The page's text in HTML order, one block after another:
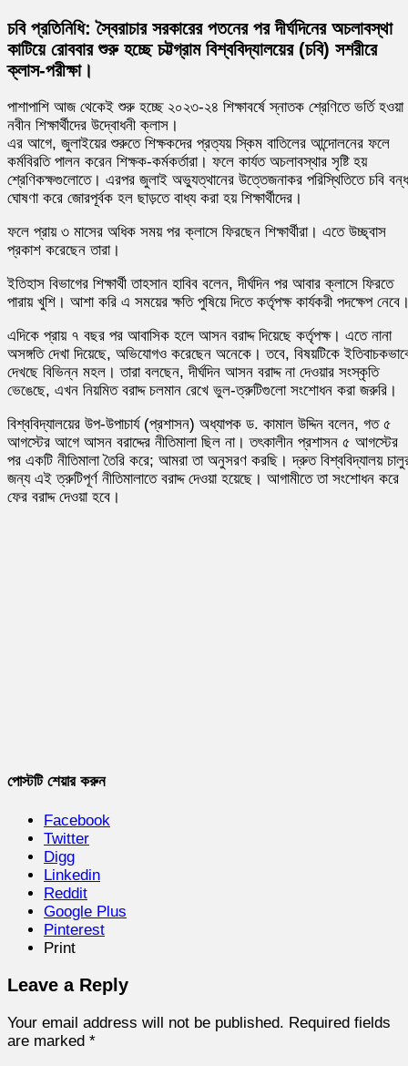
চবি প্রতিনিধি: স্বৈরাচার সরকারের পতনের পর দীর্ঘদিনের অচলাবস্থা
কাটিয়ে রোববার শুরু হচ্ছে চট্টগ্রাম বিশ্ববিদ্যালয়ের (চবি) সশরীরে
ক্লাস-পরীক্ষা।
পাশাপাশি আজ থেকেই শুরু হচ্ছে ২০২৩-২৪ শিক্ষাবর্ষে স্নাতক শ্রেণিতে ভর্তি হওয়া
নবীন শিক্ষার্থীদের উদ্বোধনী ক্লাস।
এর আগে, জুলাইয়ের শুরুতে শিক্ষকদের প্রত্যয় স্কিম বাতিলের আন্দোলনের ফলে
কর্মবিরতি পালন করেন শিক্ষক-কর্মকর্তারা। ফলে কার্যত অচলাবস্থার সৃষ্টি হয়
শ্রেণিকক্ষগুলোতে। এরপর জুলাই অভ্যুত্থানের উত্তেজনাকর পরিস্থিতিতে চবি বন্ধ
ঘোষণা করে জোরপূর্বক হল ছাড়তে বাধ্য করা হয় শিক্ষার্থীদের।
ফলে প্রায় ৩ মাসের অধিক সময় পর ক্লাসে ফিরছেন শিক্ষার্থীরা। এতে উচ্ছ্বাস
প্রকাশ করেছেন তারা।
ইতিহাস বিভাগের শিক্ষার্থী তাহসান হাবিব বলেন, দীর্ঘদিন পর আবার ক্লাসে ফিরতে
পারায় খুশি। আশা করি এ সময়ের ক্ষতি পুষিয়ে দিতে কর্তৃপক্ষ কার্যকরী পদক্ষেপ
এদিকে প্রায় ৭ বছর পর আবাসিক হলে আসন বরাদ্দ দিয়েছে কর্তৃপক্ষ। এতে নানা
অসঙ্গতি দেখা দিয়েছে, অভিযোগও করেছেন অনেকে। তবে, বিষয়টিকে
দেখছে বিভিন্ন মহল। তারা বলছেন, দীর্ঘদিন আসন বরাদ্দ না দেওয়ার সংস্কৃতি
ভেঙেছে, এখন নিয়মিত বরাদ্দ চলমান রেখে ভুল-ত্রুটিগুলো সংশোধন করা জরুরি।
বিশ্ববিদ্যালয়ের উপ-উপাচার্য (প্রশাসন) অধ্যাপক ড. কামাল উদ্দিন বলেন, গত ৫
আগস্টের আগে আসন বরাদ্দের নীতিমালা ছিল না। তৎকালীন প্রশাসন ৫ আগস্টের
পর একটি নীতিমালা তৈরি করে; আমরা তা অনুসরণ করছি। দ্রুত বিশ্ববিদ্যালয়
জন্য এই ত্রুটিপূর্ণ নীতিমালাতে বরাদ্দ দেওয়া হয়েছে। আগামীতে তা সংশোধন করে
ফের বরাদ্দ দেওয়া হবে।
পোস্টটি শেয়ার করুন
Facebook
Twitter
Digg
Linkedin
Reddit
Google Plus
Pinterest
Print
Leave a Reply
Your email address will not be published. Required fields
are marked *